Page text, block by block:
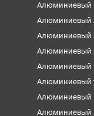
Алюминиевый
Алюминиевый
Алюминиевый
Алюминиевый
Алюминиевый
Алюминиевый
Алюминиевый
Алюминиевый